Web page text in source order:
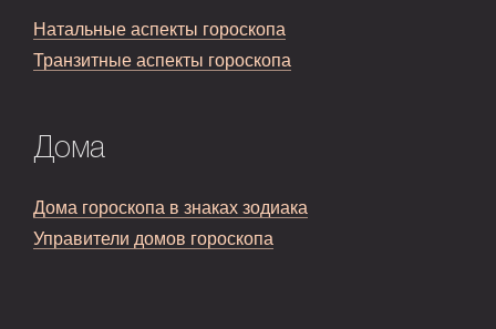
Натальные аспекты гороскопа
Транзитные аспекты гороскопа
Дома
Дома гороскопа в знаках зодиака
Управители домов гороскопа